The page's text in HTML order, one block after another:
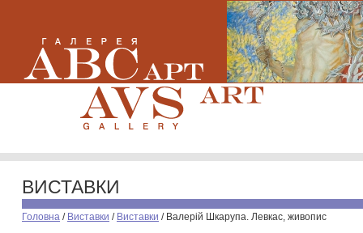
ВИСТАВКИ
Головна / Виставки / Виставки / Валерій Шкарупа. Левкас, живопис